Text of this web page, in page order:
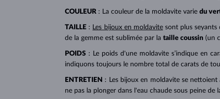
COULEUR : La couleur de la moldavite varie du
TAILLE : Les bijoux en moldavitesont plus seyants
de la gemme est sublimée par la taille coussin (un
POIDS : Le poids d'une moldavite s’indique en
indiquons toujours le nombre total de carats de
ENTRETIEN : Les bijoux en moldavite se
ne pas la plonger dans l'eau chaude sous peine de